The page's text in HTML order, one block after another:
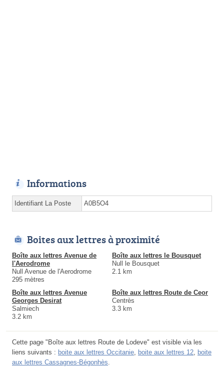
Informations
Identifiant La Poste A0B5O4
Boites aux lettres à proximité
Boîte aux lettres Avenue de
l'Aerodrome
Null Avenue de l'Aerodrome
295 mètres
Boîte aux lettres le Bousquet
Null le Bousquet
2.1 km
Boîte aux lettres Avenue
Georges Desirat
Salmiech
3.2 km
Boîte aux lettres Route de Ceor
Centrès
3.3 km
Cette page "Boîte aux lettres Route de Lodeve" est visible via les
liens suivants : boite aux lettres Occitanie, boite aux lettres 12, boite
aux lettres Cassagnes-Bégonhès.